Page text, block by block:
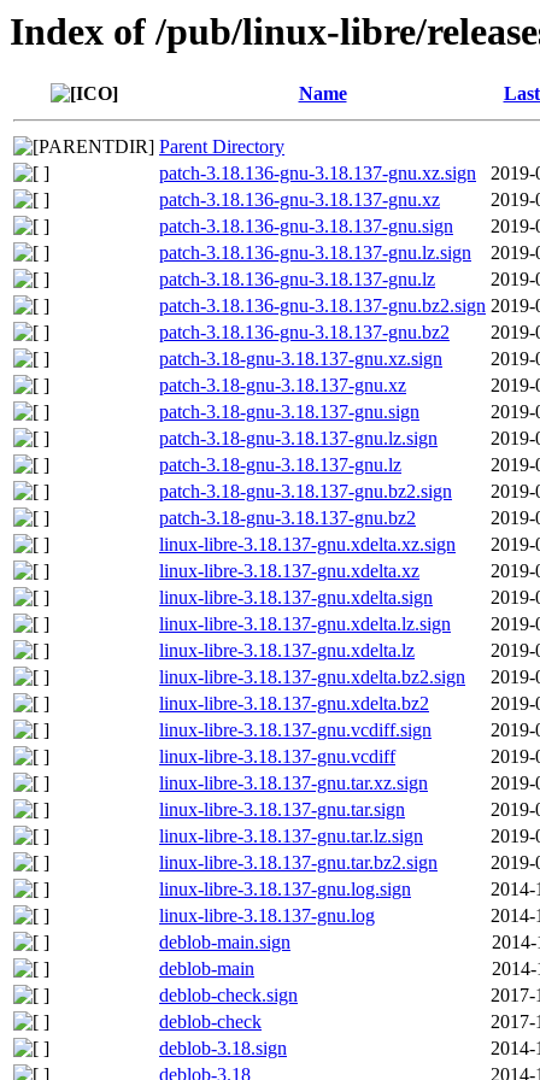
Index of /pub/linux-libre/
Name
Parent Directory
patch-3.18.136-gnu-3.18.137-gnu.xz.sign
2019-
patch-3.18.136-gnu-3.18.137-gnu.xz
2019-
patch-3.18.136-gnu-3.18.137-gnu.sign
2019-
patch-3.18.136-gnu-3.18.137-gnu.lz.sign
2019-
patch-3.18.136-gnu-3.18.137-gnu.lz
2019-
patch-3.18.136-gnu-3.18.137-gnu.bz2.sign 2019-
patch-3.18.136-gnu-3.18.137-gnu.bz2
2019-
patch-3.18-gnu-3.18.137-gnu.xz.sign
2019-
patch-3.18-gnu-3.18.137-gnu.xz
2019-
patch-3.18-gnu-3.18.137-gnu.sign
2019-
patch-3.18-gnu-3.18.137-gnu.lz.sign
2019-
patch-3.18-gnu-3.18.137-gnu.lz
2019-
patch-3.18-gnu-3.18.137-gnu.bz2.sign
2019-
patch-3.18-gnu-3.18.137-gnu.bz2
2019-
linux-libre-3.18.137-gnu.xdelta.xz.sign
2019-
linux-libre-3.18.137-gnu.xdelta.xz
2019-
linux-libre-3.18.137-gnu.xdelta.sign
2019-
linux-libre-3.18.137-gnu.xdelta.lz.sign
2019-
linux-libre-3.18.137-gnu.xdelta.lz
2019-
linux-libre-3.18.137-gnu.xdelta.bz2.sign
2019-
linux-libre-3.18.137-gnu.xdelta.bz2
2019-
linux-libre-3.18.137-gnu.vcdiff.sign
2019-
linux-libre-3.18.137-gnu.vcdiff
2019-
linux-libre-3.18.137-gnu.tar.xz.sign
2019-
linux-libre-3.18.137-gnu.tar.sign
2019-
linux-libre-3.18.137-gnu.tar.lz.sign
2019-
linux-libre-3.18.137-gnu.tar.bz2.sign
2019-
linux-libre-3.18.137-gnu.log.sign
2014-
linux-libre-3.18.137-gnu.log
2014-
deblob-main.sign
2014-
deblob-main
2014-
deblob-check.sign
2017-
deblob-check
2017-
deblob-3.18.sign
2014-
deblob-3.18
2014-